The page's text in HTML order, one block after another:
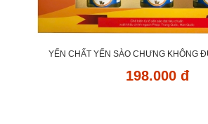
YẾN CHẤT YẾN SÀO CHƯNG KHÔNG
198.000 đ